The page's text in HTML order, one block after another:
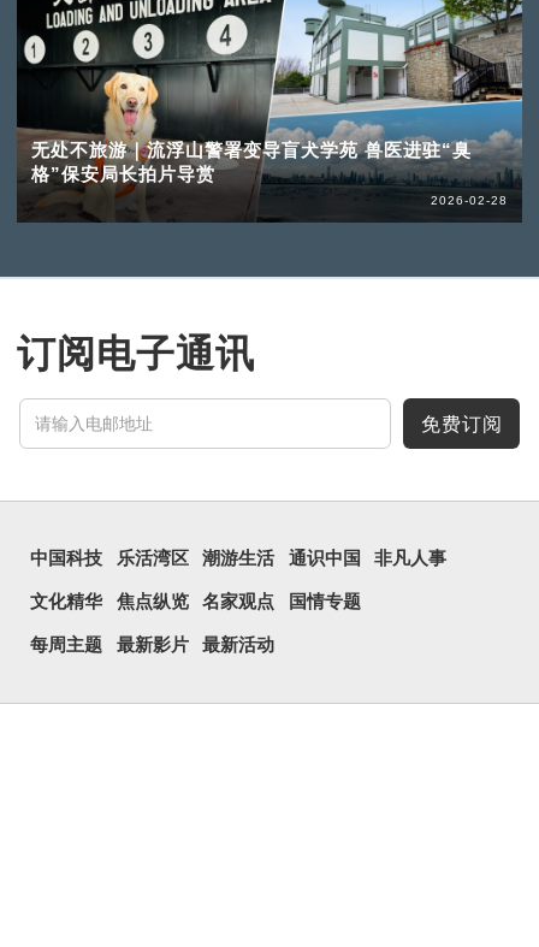
无处不旅游｜流浮山警署变导盲犬学苑 兽医进驻“臭
格”保安局长拍片导赏
2026-02-28
订阅电子通讯
免费订阅
中国科技 乐活湾区 潮游生活 通识中国 非凡人事
文化精华 焦点纵览 名家观点 国情专题
每周主题 最新影片 最新活动